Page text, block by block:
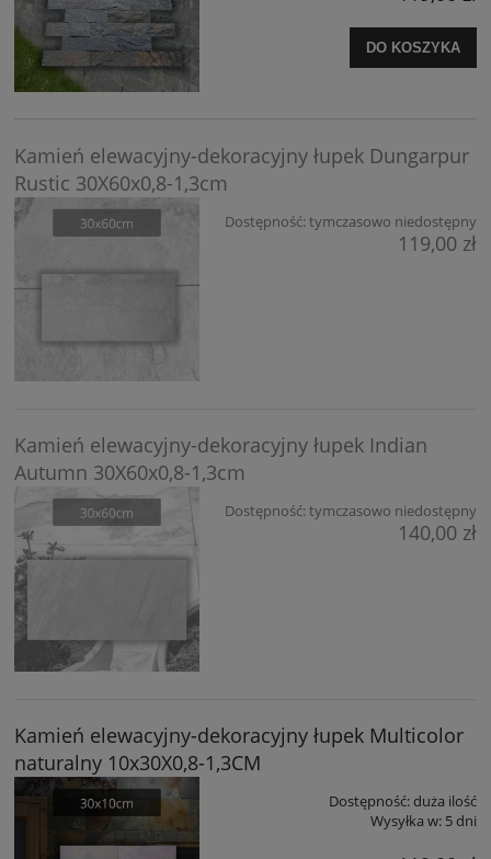
DO KOSZYKA
Kamień elewacyjny-dekoracyjny łupek Dungarpur
Rustic 30X60x0,8-1,3cm
Dostępność: tymczasowo niedostępny
119,00 zł
Kamień elewacyjny-dekoracyjny łupek Indian
Autumn 30X60x0,8-1,3cm
Dostępność: tymczasowo niedostępny
140,00 zł
Kamień elewacyjny-dekoracyjny łupek Multicolor
naturalny 10x30X0,8-1,3CM
Dostępność:duża ilość
Wysyłka w: 5 dni